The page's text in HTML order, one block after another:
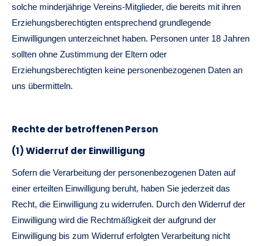
solche minderjährige Vereins-Mitglieder, die bereits mit ihren
Erziehungsberechtigten entsprechend grundlegende
Einwilligungen unterzeichnet haben. Personen unter 18 Jahren
sollten ohne Zustimmung der Eltern oder
Erziehungsberechtigten keine personenbezogenen Daten an
uns übermitteln.
Rechte der betroffenen Person
(1) Widerruf der Einwilligung
Sofern die Verarbeitung der personenbezogenen Daten auf
einer erteilten Einwilligung beruht, haben Sie jederzeit das
Recht, die Einwilligung zu widerrufen. Durch den Widerruf der
Einwilligung wird die Rechtmäßigkeit der aufgrund der
Einwilligung bis zum Widerruf erfolgten Verarbeitung nicht